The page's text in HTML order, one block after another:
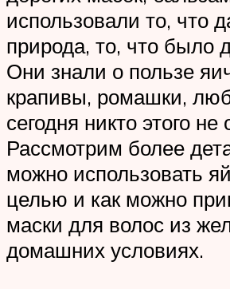
использовали то, что
природа, то, что было
Они знали о пользе
крапивы, ромашки,
сегодня никто этого не
Рассмотрим более
можно использовать
целью и как можно
маски для волос из
домашних условиях.